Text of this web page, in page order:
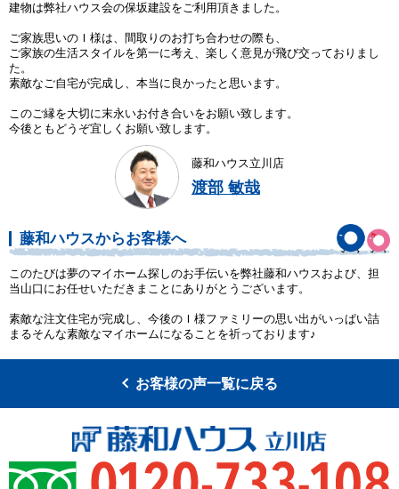
建物は弊社ハウス会の保坂建設をご利用頂きました。
ご家族思いのＩ様は、間取りのお打ち合わせの際も、
ご家族の生活スタイルを第一に考え、楽しく意見が飛び交っておりまし
た。
素敵なご自宅が完成し、本当に良かったと思います。
このご縁を大切に末永いお付き合いをお願い致します。
今後ともどうぞ宜しくお願い致します。
藤和ハウス立川店
渡部 敏哉
藤和ハウスからお客様へ
このたびは夢のマイホーム探しのお手伝いを弊社藤和ハウスおよび、担
当山口にお任せいただきまことにありがとうございます。
素敵な注文住宅が完成し、今後のＩ様ファミリーの思い出がいっぱい詰
まるそんな素敵なマイホームになることを祈っております♪
お客様の声一覧に戻る